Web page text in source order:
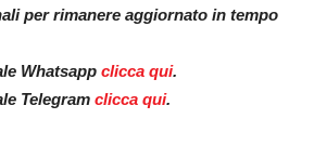
per rimanere aggiornato in tempo
Whatsapp clicca qui.
Telegram clicca qui.